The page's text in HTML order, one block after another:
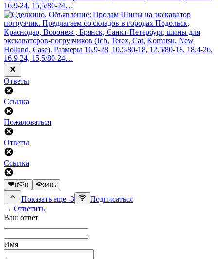
Ответы
Ссылка
Пожаловаться
Ответы
Ссылка
0 0 3405
Показать еще -3
Подписаться
→ Ответить
Ваш ответ
Имя